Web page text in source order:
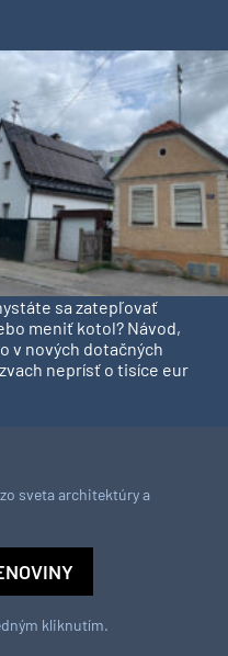
sa zatepľovať
meniť kotol? Návod,
v nových dotačných
neprísť o tisíce eur
sveta architektúry a
kliknutím.